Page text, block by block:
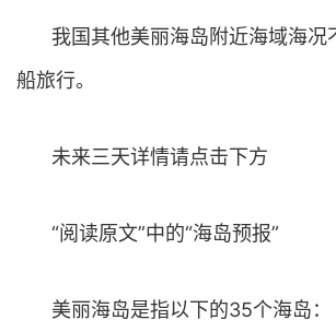
我国其他美丽海岛附近海域海况
船旅行。
未来三天详情请点击下方
“阅读原文”中的“海岛预报”
美丽海岛是指以下的35个海岛：